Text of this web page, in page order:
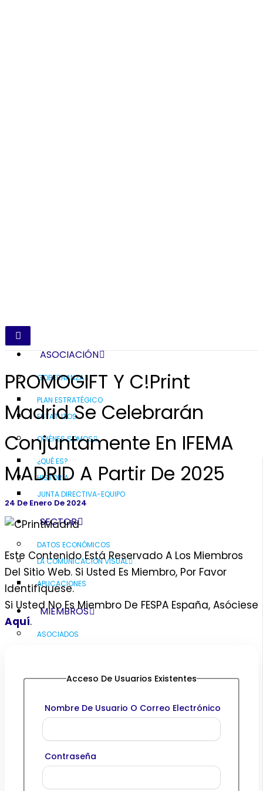
ASOCIACIÓN
GOBERNANZA
PLAN ESTRATÉGICO
ESTATUTOS
QUIÉNES SOMOS
¿QUÉ ES?
HISTORIA
JUNTA DIRECTIVA-EQUIPO
SECTOR
DATOS ECONÓMICOS
LA COMUNICACIÓN VISUAL
APLICACIONES
MIEMBROS
ASOCIADOS
RECURSOS
ESTUDIOS
FICHAS TÉCNICAS
MANUALES DE PROCESOS
PROMOGIFT Y C!Print
Madrid Se Celebrarán
Conjuntamente En IFEMA
MADRID A Partir De 2025
24 De Enero De 2024
Este Contenido Está Reservado A Los Miembros
Del Sitio Web. Si Usted Es Miembro, Por Favor
Identifíquese.
Si Usted No Es Miembro De FESPA España, Asóciese
Aquí.
Acceso De Usuarios Existentes
Nombre De Usuario O Correo Electrónico
Contraseña